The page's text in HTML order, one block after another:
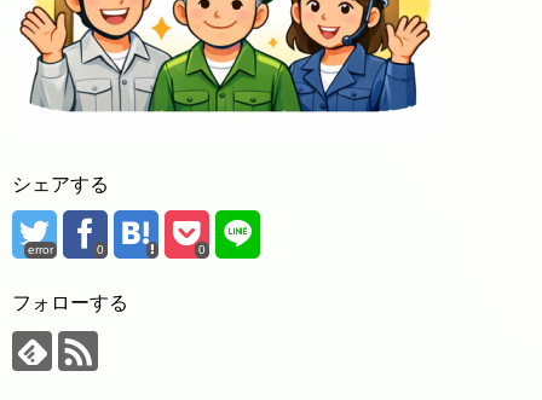
シェアする
error 0 0
フォローする